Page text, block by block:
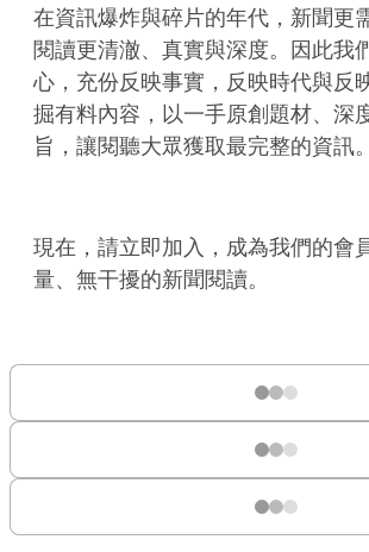
在資訊爆炸與碎片的年代，新聞更
閱讀更清澈、真實與深度。因此我
心，充份反映事實，反映時代與反
掘有料內容，以一手原創題材、深
旨，讓閱聽大眾獲取最完整的資訊。
現在，請立即加入，成為我們的會
量、無干擾的新聞閱讀。